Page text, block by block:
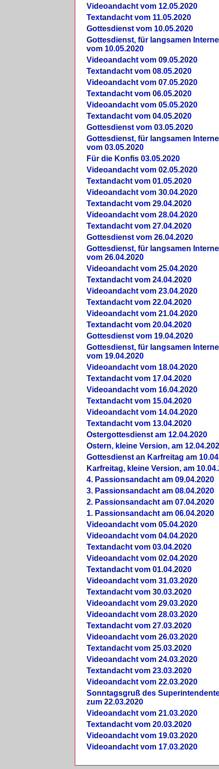
Videoandacht vom 12.05.2020
Textandacht vom 11.05.2020
Gottesdienst vom 10.05.2020
Gottesdienst, für langsamen
vom 10.05.2020
Videoandacht vom 09.05.2020
Textandacht vom 08.05.2020
Videoandacht vom 07.05.2020
Textandacht vom 06.05.2020
Videoandacht vom 05.05.2020
Textandacht vom 04.05.2020
Gottesdienst vom 03.05.2020
Gottesdienst, für langsamen
vom 03.05.2020
Für die Konfis 03.05.2020
Videoandacht vom 02.05.2020
Textandacht vom 01.05.2020
Videoandacht vom 30.04.2020
Textandacht vom 29.04.2020
Videoandacht vom 28.04.2020
Textandacht vom 27.04.2020
Gottesdienst vom 26.04.2020
Gottesdienst, für langsamen
vom 26.04.2020
Videoandacht vom 25.04.2020
Textandacht vom 24.04.2020
Videoandacht vom 23.04.2020
Textandacht vom 22.04.2020
Videoandacht vom 21.04.2020
Textandacht vom 20.04.2020
Gottesdienst vom 19.04.2020
Gottesdienst, für langsamen
vom 19.04.2020
Videoandacht vom 18.04.2020
Textandacht vom 17.04.2020
Videoandacht vom 16.04.2020
Textandacht vom 15.04.2020
Videoandacht vom 14.04.2020
Textandacht vom 13.04.2020
Ostergottesdienst am 12.04.2020
Ostern, kleine Version, am
Gottesdienst an Karfreitag am
Karfreitag, kleine Version, am
4. Passionsandacht am 09.04.2020
3. Passionsandacht am 08.04.2020
2. Passionsandacht am 07.04.2020
1. Passionsandacht am 06.04.2020
Videoandacht vom 05.04.2020
Videoandacht vom 04.04.2020
Textandacht vom 03.04.2020
Videoandacht vom 02.04.2020
Textandacht vom 01.04.2020
Videoandacht vom 31.03.2020
Textandacht vom 30.03.2020
Videoandacht vom 29.03.2020
Videoandacht vom 28.03.2020
Textandacht vom 27.03.2020
Videoandacht vom 26.03.2020
Textandacht vom 25.03.2020
Videoandacht vom 24.03.2020
Textandacht vom 23.03.2020
Videoandacht vom 22.03.2020
Sonntagsgruß des
zum 22.03.2020
Videoandacht vom 21.03.2020
Textandacht vom 20.03.2020
Videoandacht vom 19.03.2020
Videoandacht vom 17.03.2020